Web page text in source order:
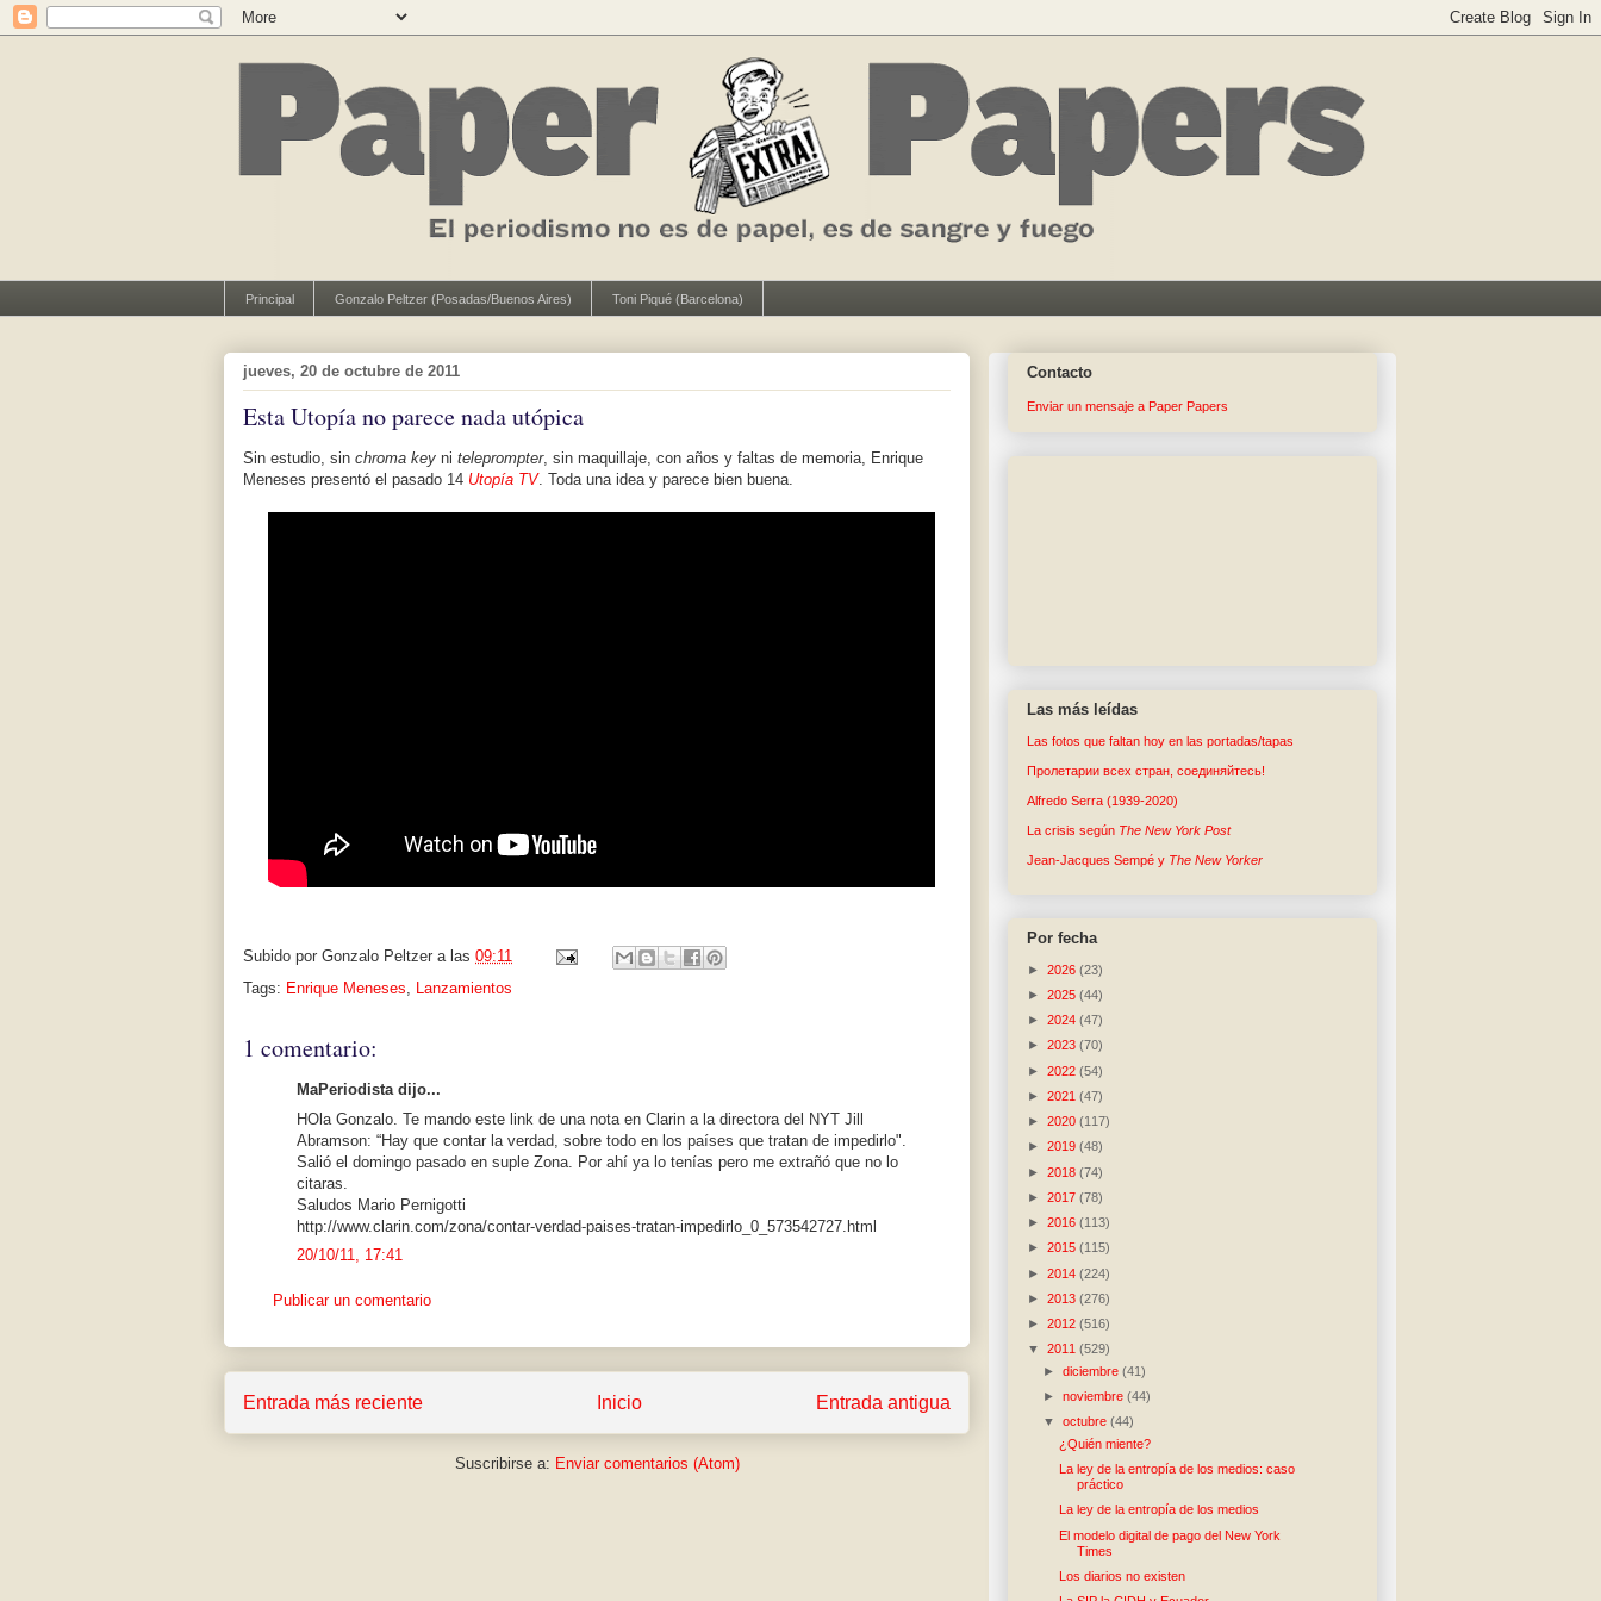
Principal Gonzalo Peltzer (Posadas/Buenos Aires) Toni Piqué (Barcelona)
jueves, 20 de octubre de 2011
Esta Utopía no parece nada utópica
Sin estudio, sin chroma key ni teleprompter, sin maquillaje, con años y faltas de memoria, Enrique
Meneses presentó el pasado 14 Utopía TV. Toda una idea y parece bien buena.
Subido por Gonzalo Peltzer a las 09:11
Tags: Enrique Meneses, Lanzamientos
1 comentario:
MaPeriodista dijo...
HOla Gonzalo. Te mando este link de una nota en Clarin a la directora del NYT Jill
Abramson: “Hay que contar la verdad, sobre todo en los países que tratan de impedirlo".
Salió el domingo pasado en suple Zona. Por ahí ya lo tenías pero me extrañó que no lo
citaras.
Saludos Mario Pernigotti
http://www.clarin.com/zona/contar-verdad-paises-tratan-impedirlo_0_573542727.html
20/10/11, 17:41
Publicar un comentario
Entrada más reciente Entrada antigua
Inicio
Suscribirse a: Enviar comentarios (Atom)
Contacto
Enviar un mensaje a Paper Papers
Las más leídas
Las fotos que faltan hoy en las portadas/tapas
Пролетарии всех стран, соединяйтесь!
Alfredo Serra (1939-2020)
La crisis según The New York Post
Jean-Jacques Sempé y The New Yorker
Por fecha
► 2026 (23)
► 2025 (44)
► 2024 (47)
► 2023 (70)
► 2022 (54)
► 2021 (47)
► 2020 (117)
► 2019 (48)
► 2018 (74)
► 2017 (78)
► 2016 (113)
► 2015 (115)
► 2014 (224)
► 2013 (276)
► 2012 (516)
▼ 2011 (529)
►diciembre(41)
►noviembre(44)
▼octubre(44)
¿Quién miente?
La ley de la entropía de los medios: caso
práctico
La ley de la entropía de los medios
El modelo digital de pago del New York
Times
Los diarios no existen